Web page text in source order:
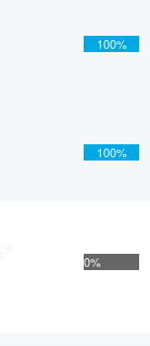
100%
100%
0%